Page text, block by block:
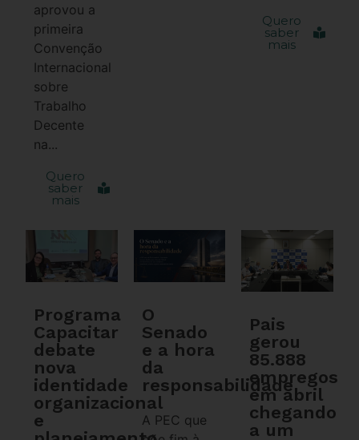
aprovou a
primeira
Convenção
Internacional
sobre
Trabalho
Decente
na...
Quero
saber
mais
Quero
saber
mais
Programa
Capacitar
debate
nova
identidade
organizacional
e
O
Senado
e a hora
da
responsabilidade
A PEC que
Pais
gerou
85.888
empregos
em abril
chegando
a um